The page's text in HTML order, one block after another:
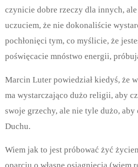
czynicie dobre rzeczy dla innych, ale
uczuciem, że nie dokonaliście
pochłonięci tym, co myślicie, że
poświęcacie mnóstwo energii,
Marcin Luter powiedział kiedyś, że
ma wystarczająco dużo religii, aby
swoje grzechy, ale nie tyle dużo,
Duchu.
Wiem jak to jest próbować żyć